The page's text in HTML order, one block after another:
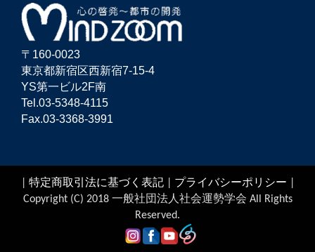
〒160-0023
東京都新宿区西新宿7-15-4
YS第一ビル2F南
Tel.03-5348-4115
Fax.03-3368-3991
特定商取引法に基づく表記| プライバシーポリシー
Copyright (C) 2018 一般社団法人社会運勢学会 All Rights
Reserved.